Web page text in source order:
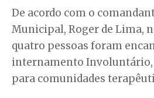
De acordo com o
Municipal, Roger de Lima,
quatro pessoas foram
internamento Involuntário,
para comunidades